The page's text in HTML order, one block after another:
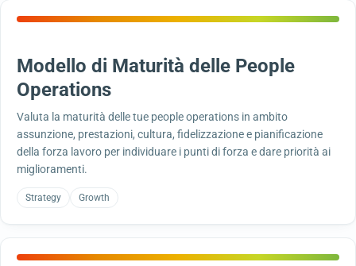
Modello di Maturità delle People
Operations
Valuta la maturità delle tue people operations in ambito
assunzione, prestazioni, cultura, fidelizzazione e pianificazione
della forza lavoro per individuare i punti di forza e dare priorità ai
miglioramenti.
Strategy Growth